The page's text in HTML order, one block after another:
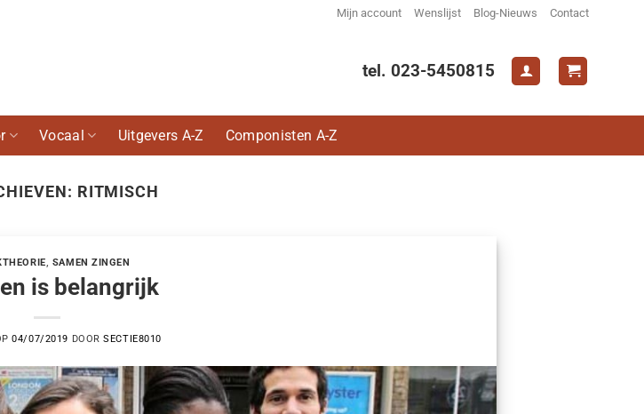
Mijn account Wenslijst Blog-Nieuws Contact
tel. 023-5450815
Vocaal Uitgevers A-Z Componisten A-Z
RITMISCH
, SAMEN ZINGEN
is belangrijk
04/07/2019 DOORSECTIE8010